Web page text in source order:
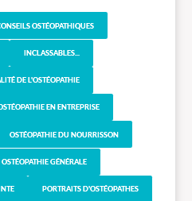
OSTÉOPATHIQUES
INCLASSABLES...
DE L'OSTÉOPATHIE
EN ENTREPRISE
OSTÉOPATHIE DU NOURRISSON
OSTÉOPATHIE GÉNÉRALE
PORTRAITS D'OSTÉOPATHES